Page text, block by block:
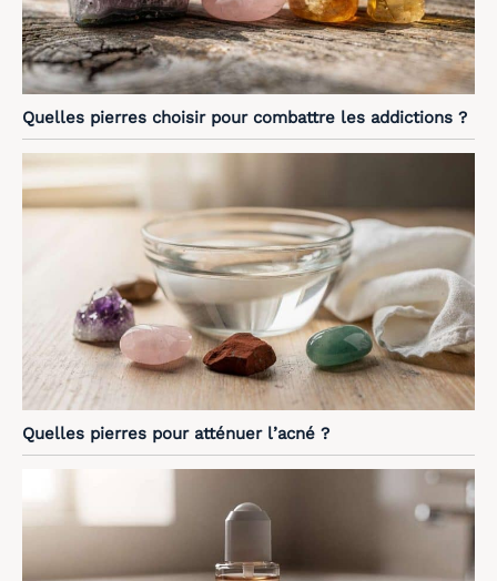
Quelles pierres choisir pour combattre les addictions ?
Quelles pierres pour atténuer l’acné ?